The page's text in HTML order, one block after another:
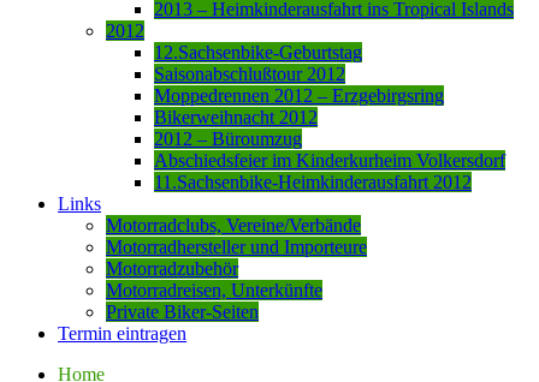
2013 – Heimkinderausfahrt ins Tropical Islands
2012
12.Sachsenbike-Geburtstag
Saisonabschlußtour 2012
Moppedrennen 2012 – Erzgebirgsring
Bikerweihnacht 2012
2012 – Büroumzug
Abschiedsfeier im Kinderkurheim Volkersdorf
11.Sachsenbike-Heimkinderausfahrt 2012
Links
Motorradclubs, Vereine/Verbände
Motorradhersteller und Importeure
Motorradzubehör
Motorradreisen, Unterkünfte
Private Biker-Seiten
Termin eintragen
Home